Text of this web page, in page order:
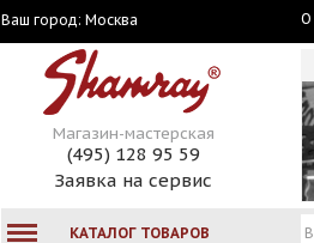
Ваш город: Москва О
Магазин-мастерская
(495) 128 95 59
Заявка на сервис
КАТАЛОГ ТОВАРОВ